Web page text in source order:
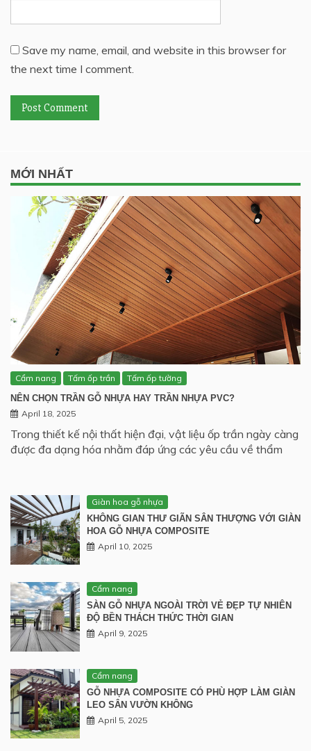
Save my name, email, and website in this browser for
the next time I comment.
MỚI NHẤT
Cẩm nang Tấm ốp trần
Tấm ốp tường
NÊN CHỌN TRẦN GỖ NHỰA HAY TRẦN NHỰA PVC?
April 18, 2025
Trong thiết kế nội thất hiện đại, vật liệu ốp trần ngày càng
được đa dạng hóa nhằm đáp ứng các yêu cầu về thẩm
Giàn hoa gỗ nhựa
KHÔNG GIAN THƯ GIÃN SÂN THƯỢNG VỚI GIÀN
HOA GỖ NHỰA COMPOSITE
April 10, 2025
Cẩm nang
SÀN GỖ NHỰA NGOÀI TRỜI VẺ ĐẸP TỰ NHIÊN
ĐỘ BỀN THÁCH THỨC THỜI GIAN
April 9, 2025
Cẩm nang
GỖ NHỰA COMPOSITE CÓ PHÙ HỢP LÀM GIÀN
LEO SÂN VƯỜN KHÔNG
April 5, 2025